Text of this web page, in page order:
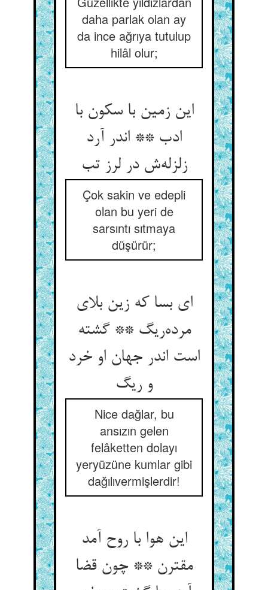
daha parlak olan ay
da ince ağrıya tutulup
hilâl olur;
این زمین با سکون با
ادب ** اندر آرد
زلزله‌‌ش در لرز تب‌‌
Çok sakin ve edepli
olan bu yeri de
sarsıntı sıtmaya
düşürür;
ای بسا که زین بلای
مرده‌‌ریگ ** گشته
است اندر جهان او خرد
Nice dağlar, bu
ansızın gelen
felâketten dolayı
yeryüzüne kumlar gibi
dağılıvermişlerdir!
این هوا با روح آمد
مقترن ** چون قضا